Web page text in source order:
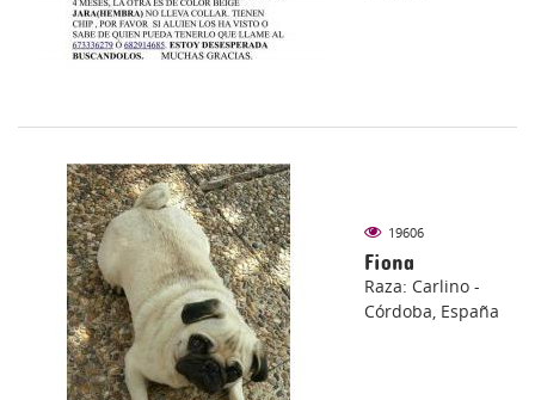
19606
Fiona
Raza: Carlino -
Córdoba, España